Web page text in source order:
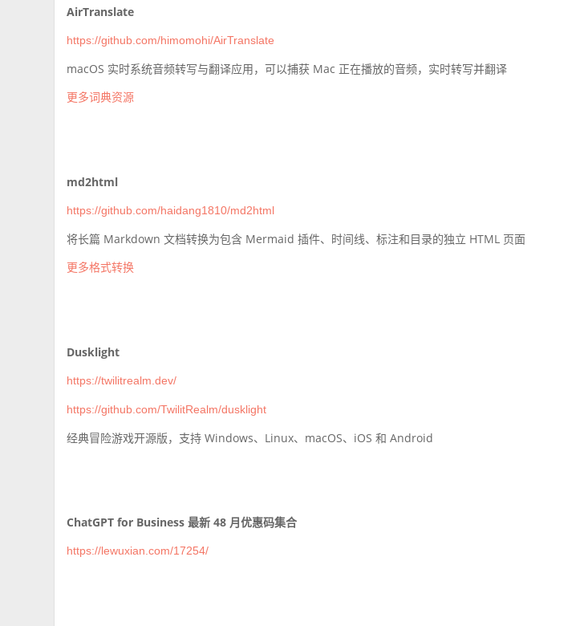
AirTranslate
https://github.com/himomohi/AirTranslate
macOS 实时系统音频转写与翻译应用，可以捕获 Mac 正在播放的音频，实时转写并翻译
更多词典资源
md2html
https://github.com/haidang1810/md2html
将长篇 Markdown 文档转换为包含 Mermaid 插件、时间线、标注和目录的独立 HTML 页面
更多格式转换
Dusklight
https://twilitrealm.dev/
https://github.com/TwilitRealm/dusklight
经典冒险游戏开源版，支持 Windows、Linux、macOS、iOS 和 Android
ChatGPT for Business 最新 48 月优惠码集合
https://lewuxian.com/17254/